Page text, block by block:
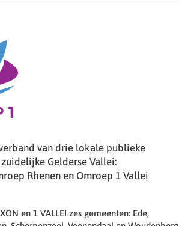
van drie lokale publieke
Gelderse Vallei:
Rhenen en Omroep 1 Vallei
en 1 VALLEI zes gemeenten: Ede,